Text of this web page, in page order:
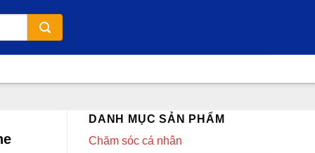
DANH MỤC SẢN PHẨM
Chăm sóc cá nhân